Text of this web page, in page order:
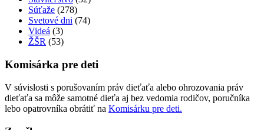
Súťaže (278)
Svetové dni (74)
Videá (3)
ŽŠR (53)
Komisárka pre deti
V súvislosti s porušovaním práv dieťaťa alebo ohrozovania práv
dieťaťa sa môže samotné dieťa aj bez vedomia rodičov, poručníka
lebo opatrovníka obrátiť na Komisárku pre deti.